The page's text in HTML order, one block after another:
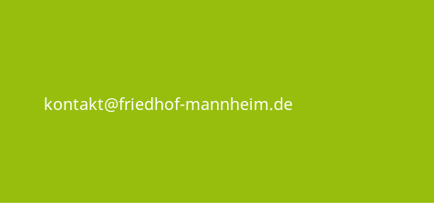
kontakt@friedhof-mannheim.de